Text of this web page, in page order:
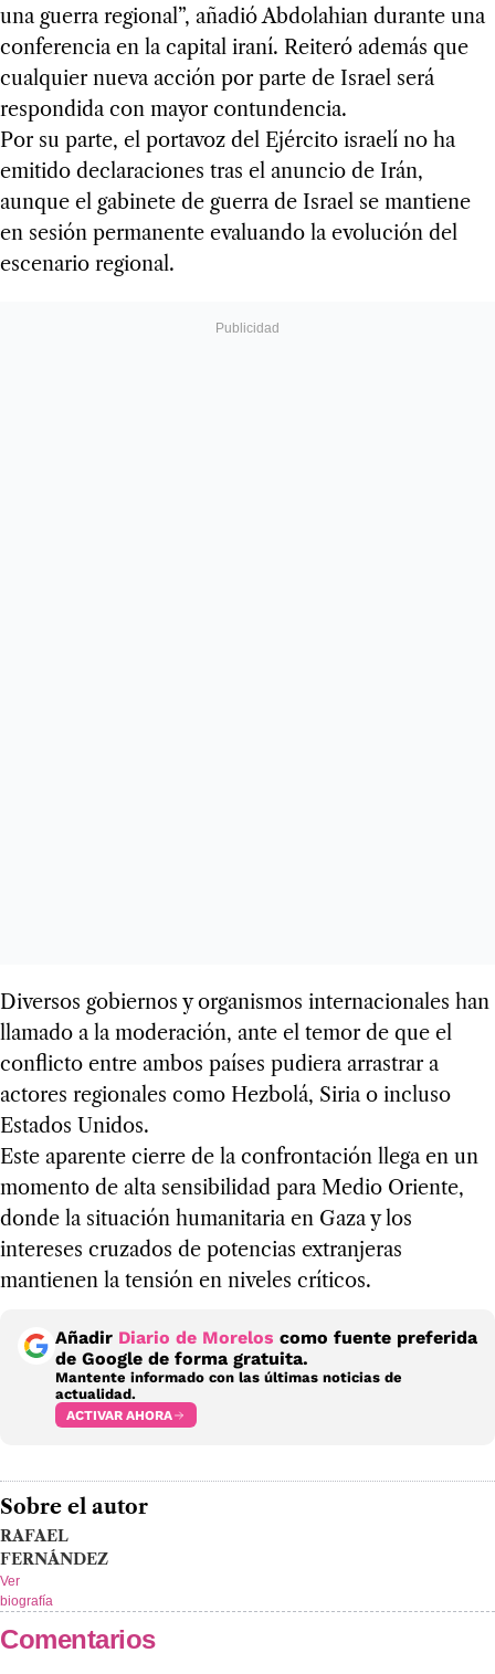
una guerra regional”, añadió Abdolahian durante una
conferencia en la capital iraní. Reiteró además que
cualquier nueva acción por parte de Israel será
respondida con mayor contundencia.
Por su parte, el portavoz del Ejército israelí no ha
emitido declaraciones tras el anuncio de Irán,
aunque el gabinete de guerra de Israel se mantiene
en sesión permanente evaluando la evolución del
escenario regional.
Diversos gobiernos y organismos internacionales han
llamado a la moderación, ante el temor de que el
conflicto entre ambos países pudiera arrastrar a
actores regionales como Hezbolá, Siria o incluso
Estados Unidos.
Este aparente cierre de la confrontación llega en un
momento de alta sensibilidad para Medio Oriente,
donde la situación humanitaria en Gaza y los
intereses cruzados de potencias extranjeras
mantienen la tensión en niveles críticos.
Añadir Diario de Morelos como fuente preferida
de Google de forma gratuita.
Mantente informado con las últimas noticias de
actualidad.
ACTIVAR AHORA
Sobre el autor
RAFAEL
FERNÁNDEZ
Ver
biografía
Comentarios